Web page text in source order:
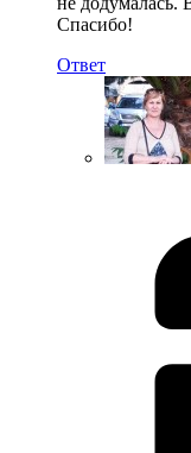
Спасибо!
Ответ